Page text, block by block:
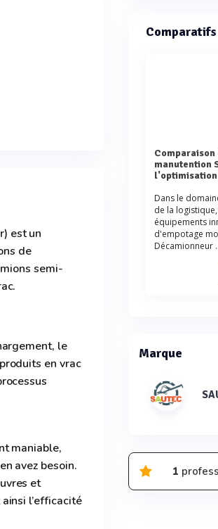
est un
de
semi-
le
en vrac
maniable,
avez besoin.
et
l’efficacité
Comparatifs
Comparaison des solutions de
manutention
Dans le
de la
équipements
d'empotage
Décamionneur
Marque
1